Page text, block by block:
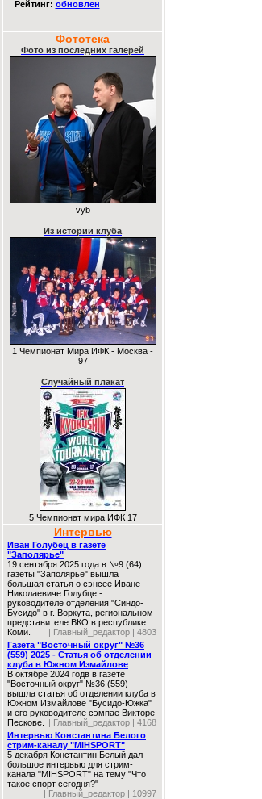
Рейтинг: обновлен
Фототека
Фото из последних галерей
vyb
Из истории клуба
1 Чемпионат Мира ИФК - Москва -
97
Случайный плакат
5 Чемпионат мира ИФК 17
Интервью
Иван Голубец в газете
"Заполярье"
19 сентября 2025 года в №9 (64)
газеты "Заполярье" вышла
большая статья о сэнсее Иване
Николаевиче Голубце -
руководителе отделения "Синдо-
Бусидо" в г. Воркута, региональном
представителе ВКО в республике
Коми.
| Главный_редактор | 4803
Газета "Восточный округ" №36
(559) 2025 - Статья об отделении
клуба в Южном Измайлове
В октябре 2024 годв в газете
"Восточный округ" №36 (559)
вышла статья об отделении клуба в
Южном Измайлове "Бусидо-Южка"
и его руководителе сэмпае Викторе
Пескове.
| Главный_редактор | 4168
Интервью Константина Белого
стрим-каналу "MIHSPORT"
5 декабря Константин Белый дал
большое интервью для стрим-
канала "MIHSPORT" на тему "Что
такое спорт сегодня?"
| Главный_редактор | 10997